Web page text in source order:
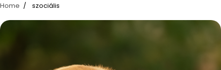
Home szociális